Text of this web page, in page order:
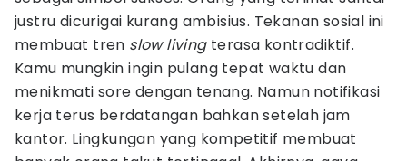
justru dicurigai kurang ambisius. Tekanan sosial ini
membuat tren slow living terasa kontradiktif.
Kamu mungkin ingin pulang tepat waktu dan
menikmati sore dengan tenang. Namun notifikasi
kerja terus berdatangan bahkan setelah jam
kantor. Lingkungan yang kompetitif membuat